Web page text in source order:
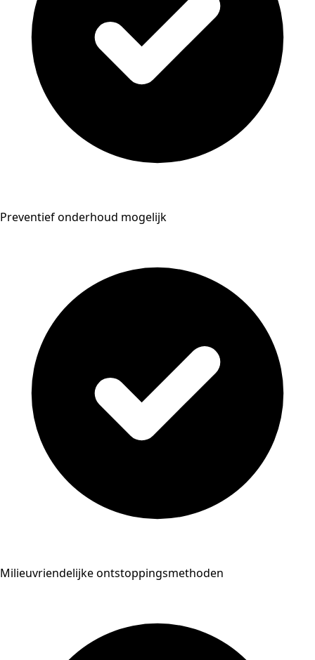
Preventief onderhoud mogelijk
Milieuvriendelijke ontstoppingsmethoden